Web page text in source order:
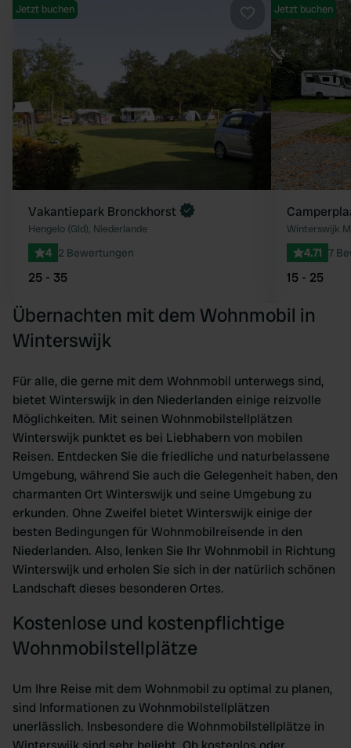
Favorit
Jetzt buchen
Vakantiepark Bronckhorst
Hengelo (Gld), Niederlande
4 2 Bewertungen
25 - 35
Jetzt buchen
Winterswijk
4.71 7
15 - 25
Übernachten mit dem Wohnmobil in
Winterswijk
Für alle, die gerne mit dem Wohnmobil unterwegs sind,
bietet Winterswijk in den Niederlanden einige reizvolle
Möglichkeiten. Mit seinen Wohnmobilstellplätzen
Winterswijk punktet es bei Liebhabern von mobilen
Reisen. Entdecken Sie die friedliche und naturbelassene
Umgebung, während Sie auch die Gelegenheit haben, den
charmanten Ort Winterswijk und seine Umgebung zu
erkunden. Ohne Zweifel bietet Winterswijk einige der
besten Bedingungen für Wohnmobilreisende in den
Niederlanden. Also, lenken Sie Ihr Wohnmobil in Richtung
Winterswijk und erholen Sie sich in der natürlich schönen
Landschaft dieses besonderen Ortes.
Kostenlose und kostenpflichtige
Wohnmobilstellplätze
Um Ihre Reise mit dem Wohnmobil zu optimal zu planen,
sind Informationen zu Wohnmobilstellplätzen
unerlässlich. Insbesondere die Wohnmobilstellplätze in